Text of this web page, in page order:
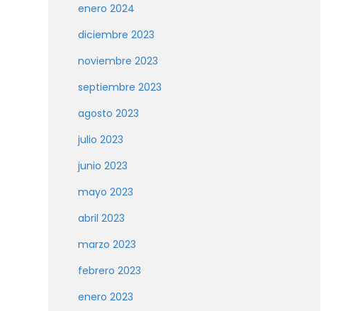
enero 2024
diciembre 2023
noviembre 2023
septiembre 2023
agosto 2023
julio 2023
junio 2023
mayo 2023
abril 2023
marzo 2023
febrero 2023
enero 2023